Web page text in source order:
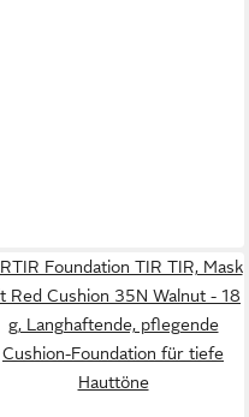
Foundation TIR TIR, Mask
Red Cushion 35N Walnut - 18
g, Langhaftende, pflegende
Cushion-Foundation für tiefe
Hauttöne